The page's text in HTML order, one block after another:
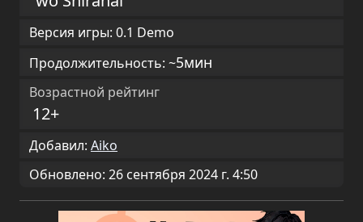
Версия игры: 0.1 Demo
Продолжительность: ~5мин
Возрастной рейтинг
12+
Добавил: Aiko
Обновлено: 26 сентября 2024 г. 4:50